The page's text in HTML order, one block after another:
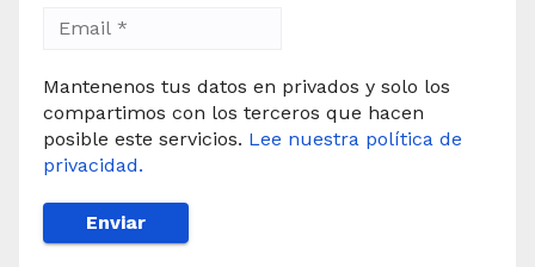
Mantenenos tus datos en privados y solo los
compartimos con los terceros que hacen
posible este servicios. Lee nuestra política de
privacidad.